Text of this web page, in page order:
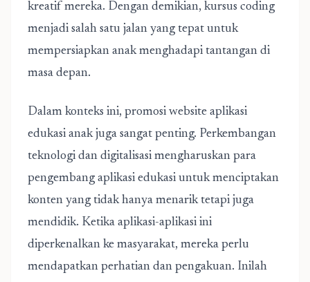
kreatif mereka. Dengan demikian, kursus coding
menjadi salah satu jalan yang tepat untuk
mempersiapkan anak menghadapi tantangan di
masa depan.
Dalam konteks ini, promosi website aplikasi
edukasi anakjuga sangat penting. Perkembangan
teknologi dan digitalisasi mengharuskan para
pengembang aplikasi edukasi untuk menciptakan
konten yang tidak hanya menarik tetapi juga
mendidik. Ketika aplikasi-aplikasi ini
diperkenalkan ke masyarakat, mereka perlu
mendapatkan perhatian dan pengakuan. Inilah